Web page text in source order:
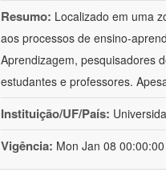
Resumo: Localizado em uma
aos processos de ensino-
Aprendizagem, pesquisadores
estudantes e professores.
Instituição/UF/País:
Vigência: Mon Jan 08